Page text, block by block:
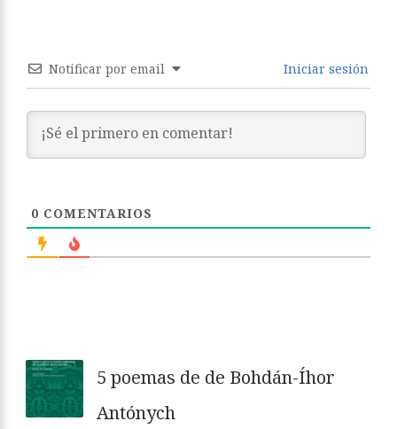
Notificar por email Iniciar sesión
0 COMENTARIOS
5 poemas de de Bohdán-Íhor
Antónych